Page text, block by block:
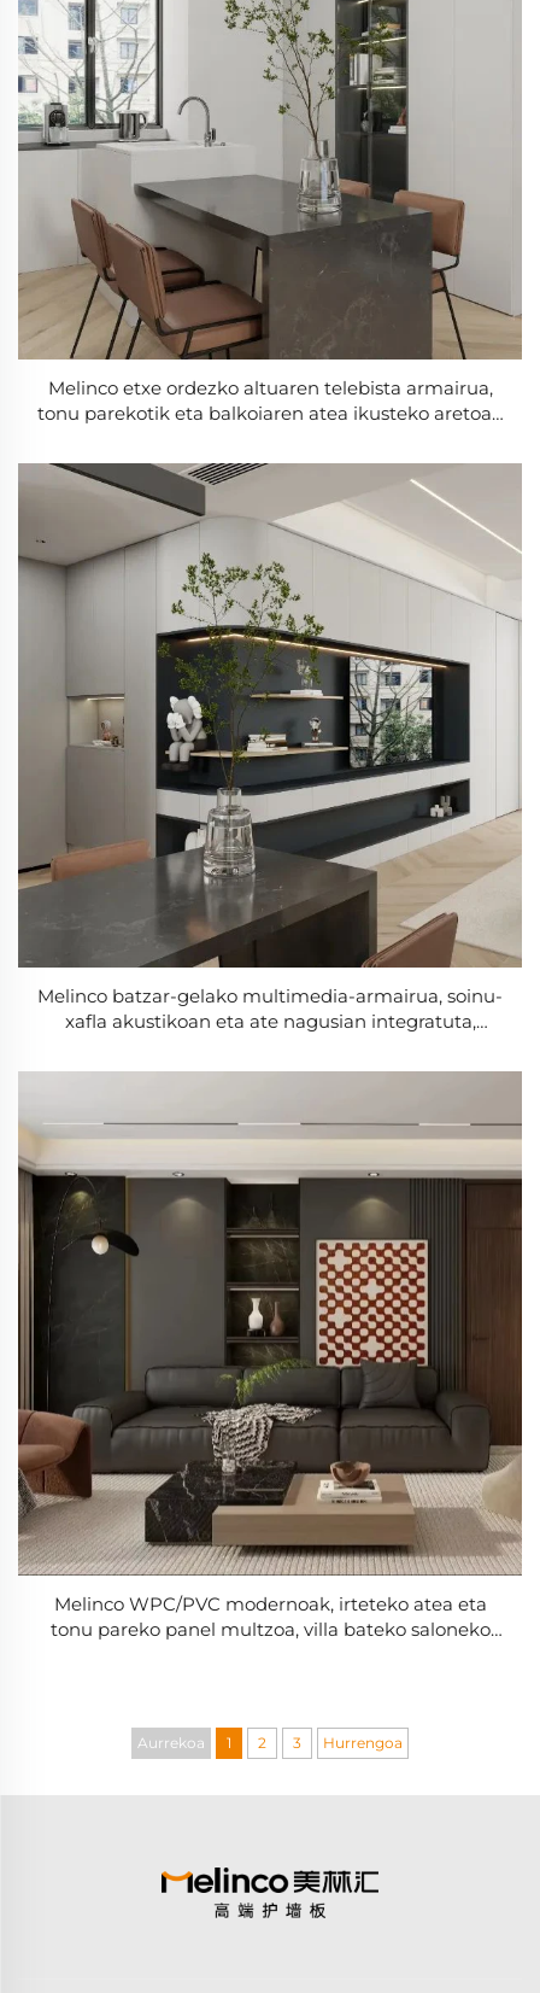
Melinco etxe ordezko altuaren telebista armairua,
tonu parekotik eta balkoiaren atea ikusteko aretoan
Melinco batzar-gelako multimedia-armairua, soinu-
xafla akustikoan eta ate nagusian integratuta,
Melinco WPC/PVC modernoak, irteteko atea eta
tonu pareko panel multzoa, villa bateko saloneko
Aurrekoa 1 2 3 Hurrengoa